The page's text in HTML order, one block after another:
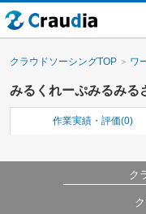
クラウドソーシングTOP ワ
みるくれーぷみるみる
作業実績・評価(0)
ク